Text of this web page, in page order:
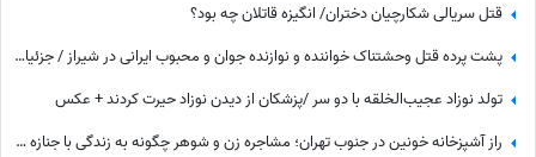
قتل سریالی شکارچیان دختران/ انگیزه قاتلان چه بود؟
پشت پرده قتل وحشتناک خواننده و نوازنده جوان و محبوب ایرانی در شیراز / جزئیات ماجرا + فیلم
تولد نوزاد عجیب‌الخلقه با دو سر /پزشکان از دیدن نوزاد حیرت کردند + عکس
راز آشپزخانه خونین در جنوب تهران؛ مشاجره زن و شوهر چگونه به زندگی با جنازه همسر ختم شد؟